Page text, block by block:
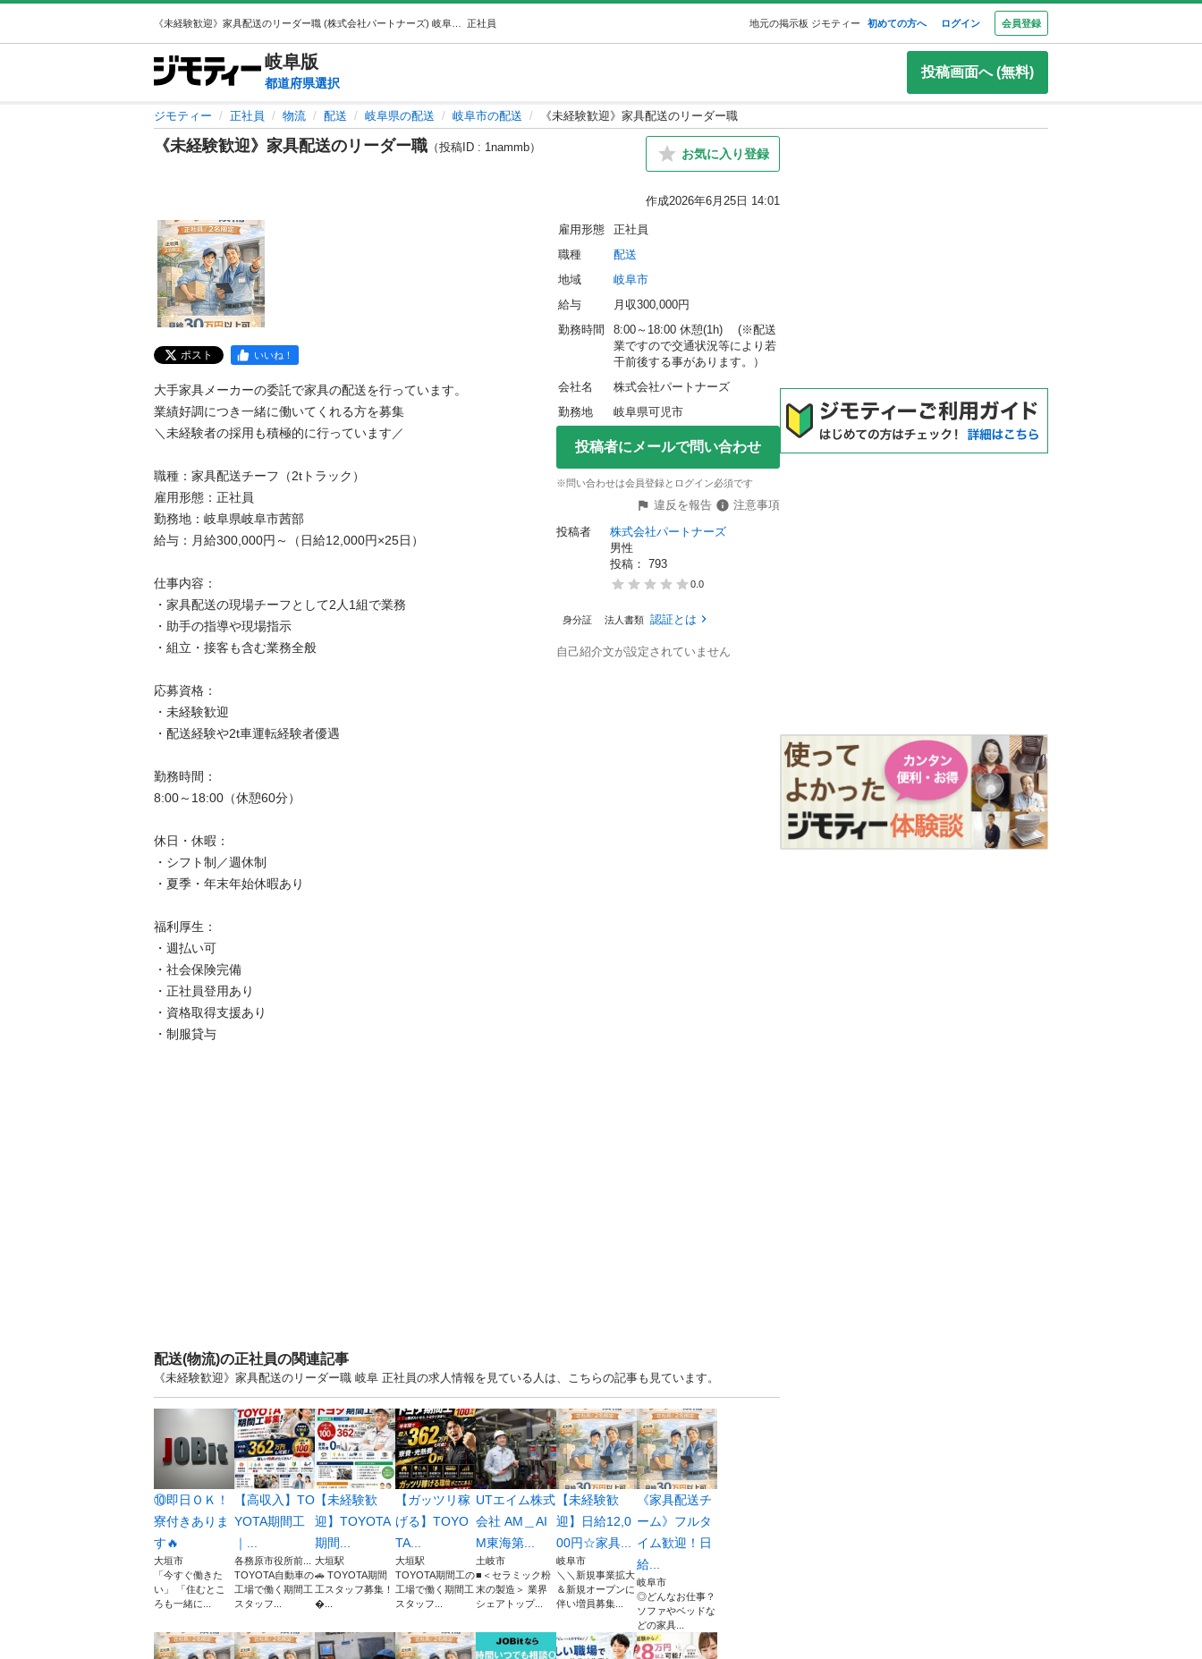
正社員 地元の掲示板 ジモティー 初めての方へ ログイン 会員登録
岐阜版
都道府県選択
投稿画面へ (無料)
ジモティー 正社員 物流 配送 岐阜県の配送 岐阜市の配送 《未経験歓迎》家具配送のリーダー職
《未経験歓迎》家具配送のリーダー職 （投稿ID : 1nammb） お気に入り登録
作成2026年6月25日 14:01
ポスト いいね！
大手家具メーカーの委託で家具の配送を行っています。
業績好調につき一緒に働いてくれる方を募集
＼未経験者の採用も積極的に行っています／
職種：家具配送チーフ（2tトラック）
雇用形態：正社員
勤務地：岐阜県岐阜市茜部
給与：月給300,000円～（日給12,000円×25日）
仕事内容：
・家具配送の現場チーフとして2人1組で業務
・助手の指導や現場指示
・組立・接客も含む業務全般
応募資格：
・未経験歓迎
・配送経験や2t車運転経験者優遇
勤務時間：
8:00～18:00（休憩60分）
休日・休暇：
・シフト制／週休制
・夏季・年末年始休暇あり
福利厚生：
・週払い可
・社会保険完備
・正社員登用あり
・資格取得支援あり
・制服貸与
雇用形態
正社員
職種
配送
地域
岐阜市
給与
月収300,000円
勤務時間
8:00～18:00 休憩(1h)　 (※配送
業ですので交通状況等により若
干前後する事があります。）
会社名
株式会社パートナーズ
勤務地
岐阜県可児市
投稿者にメールで問い合わせ
※問い合わせは会員登録とログイン必須です
違反を報告
注意事項
投稿者
株式会社パートナーズ
男性
投稿： 793
0.0
身分証 法人書類 認証とは
自己紹介文が設定されていません
配送(物流)の正社員の関連記事
《未経験歓迎》家具配送のリーダー職 岐阜 正社員の求人情報を見ている人は、こちらの記事も見ています。
⑩即日ＯＫ！
寮付きありま
す🔥
大垣市
「今すぐ働きた
い」 「住むとこ
ろも一緒に...
【高収入】TO
YOTA期間工
｜...
各務原市役所前...
TOYOTA自動車の
工場で働く期間工
スタッフ...
【未経験歓
迎】TOYOTA
期間...
大垣駅
🚗 TOYOTA期間
工スタッフ募集！
...
【ガッツリ稼
げる】TOYO
TA...
大垣駅
TOYOTA期間工の
工場で働く期間工
スタッフ...
UTエイム株式
会社 AM＿AI
M東海第...
土岐市
■＜セラミック粉
末の製造＞ 業界
シェアトップ...
【未経験歓
迎】日給12,0
00円☆家具...
岐阜市
＼＼新規事業拡大
＆新規オープンに
伴い増員募集...
《家具配送チ
ーム》フルタ
イム歓迎！日
給...
岐阜市
◎どんなお仕事？
ソファやベッドな
どの家具...